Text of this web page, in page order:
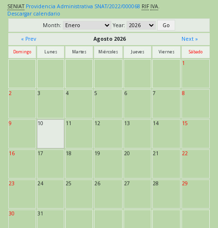
SENIAT Providencia Administrativa SNAT/2022/000068 RIF IVA.
Descargar calendario
Month:
Year:
« Prev
Agosto 2026 Next »
Domingo Lunes Martes Miércoles Jueves Viernes Sábado
1
2 3 4 5 6 7 8
9 10 11 12 13 14 15
16 17 18 19 20 21 22
23 24 25 26 27 28 29
30 31